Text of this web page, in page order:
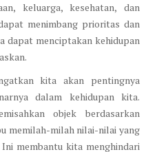
keluarga, kesehatan, dan
menimbang prioritas dan
dapat menciptakan kehidupan
kita akan pentingnya
dalam kehidupan kita.
objek berdasarkan
memilah-milah nilai-nilai yang
membantu kita menghindari